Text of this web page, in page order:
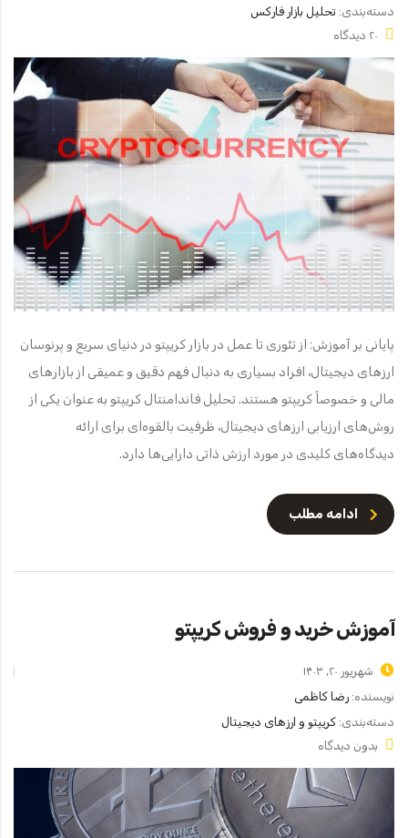
دسته‌بندی: تحلیل بازار فارکس
۲۰ دیدگاه
پایانی بر آموزش: از تئوری تا عمل در بازار کریپتو در دنیای سریع و پرنوسان
ارزهای دیجیتال، افراد بسیاری به دنبال فهم دقیق و عمیقی از بازارهای
مالی و خصوصاً کریپتو هستند. تحلیل فاندامنتال کریپتو به عنوان یکی از
روش‌های ارزیابی ارزهای دیجیتال، ظرفیت بالقوه‌ای برای ارائه
دیدگاه‌های کلیدی در مورد ارزش ذاتی دارایی‌ها دارد.
ادامه مطلب
آموزش خرید و فروش کریپتو
شهریور ۲۰, ۱۴۰۳
نویسنده: رضا کاظمی
دسته‌بندی: کریپتو و ارزهای دیجیتال
بدون دیدگاه